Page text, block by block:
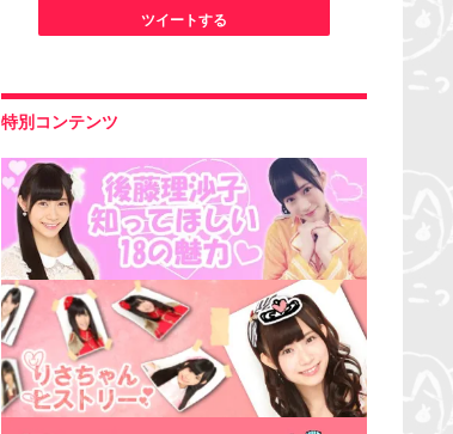
ツイートする
特別コンテンツ